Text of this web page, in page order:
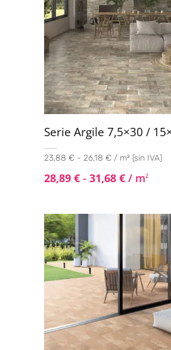
Serie Argile 7,5×30 /
23,88 € - 26,18 € / m² (sin IVA)
28,89 € - 31,68 € / m2